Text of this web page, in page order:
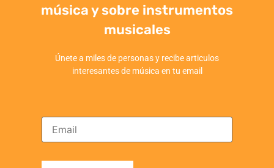
música y sobre instrumentos
musicales
Únete a miles de personas y recibe articulos
interesantes de música en tu email